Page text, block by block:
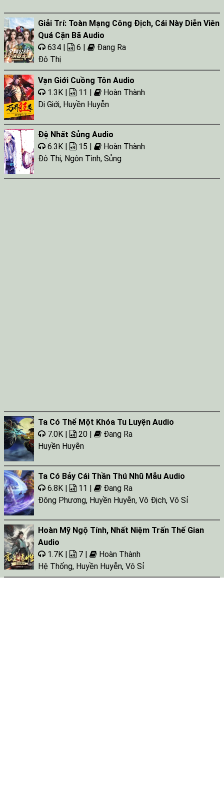
Giải Trí: Toàn Mạng Công Địch, Cái Này Diễn Viên
Quá Cặn Bã Audio
634 |
6 |
Đang Ra
Đô Thị
Vạn Giới Cuồng Tôn Audio
1.3K |
11 |
Hoàn Thành
Dị Giới, Huyền Huyễn
Đệ Nhất Sủng Audio
6.3K |
15 |
Hoàn Thành
Đô Thị, Ngôn Tình, Sủng
Ta Có Thể Một Khóa Tu Luyện Audio
7.0K |
20 |
Đang Ra
Huyền Huyễn
Ta Có Bảy Cái Thần Thú Nhũ Mẫu Audio
6.8K |
11 |
Đang Ra
Đông Phương, Huyền Huyễn, Vô Địch, Vô Sỉ
Hoàn Mỹ Ngộ Tính, Nhất Niệm Trấn Thế Gian
Audio
1.7K |
7 |
Hoàn Thành
Hệ Thống, Huyền Huyễn, Vô Sỉ